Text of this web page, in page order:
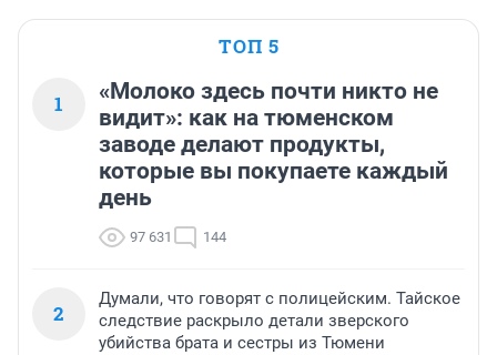
ТОП 5
1
«Молоко здесь почти никто не
видит»: как на тюменском
заводе делают продукты,
которые вы покупаете каждый
день
97 631 144
2
Думали, что говорят с полицейским. Тайское
следствие раскрыло детали зверского
убийства брата и сестры из Тюмени